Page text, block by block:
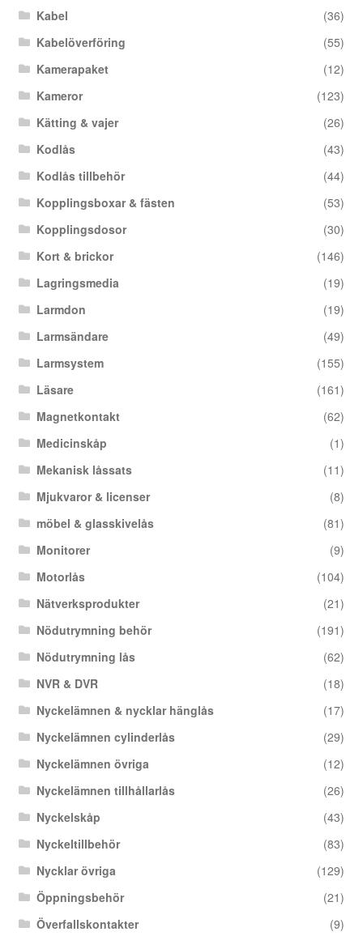
Kabel
(36)
Kabelöverföring
(55)
Kamerapaket
(12)
Kameror
(123)
Kätting & vajer
(26)
Kodlås
(43)
Kodlås tillbehör
(44)
Kopplingsboxar & fästen
(53)
Kopplingsdosor
(30)
Kort & brickor
(146)
Lagringsmedia
(19)
Larmdon
(19)
Larmsändare
(49)
Larmsystem
(155)
Läsare
(161)
Magnetkontakt
(62)
Medicinskåp
(1)
Mekanisk låssats
(11)
Mjukvaror & licenser
(8)
möbel & glasskivelås
(81)
Monitorer
(9)
Motorlås
(104)
Nätverksprodukter
(21)
Nödutrymning behör
(191)
Nödutrymning lås
(62)
NVR & DVR
(18)
Nyckelämnen & nycklar hänglås
(17)
Nyckelämnen cylinderlås
(29)
Nyckelämnen övriga
(12)
Nyckelämnen tillhållarlås
(26)
Nyckelskåp
(43)
Nyckeltillbehör
(83)
Nycklar övriga
(129)
Öppningsbehör
(21)
Överfallskontakter
(9)